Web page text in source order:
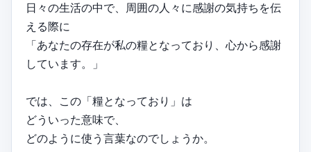
日々の生活の中で、周囲の人々に感謝の気持ちを伝
える際に
「あなたの存在が私の糧となっており、心から感謝
しています。」
では、この「糧となっており」は
どういった意味で、
どのように使う言葉なのでしょうか。